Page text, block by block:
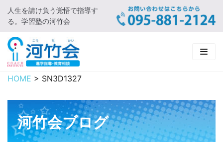
コ
ン
テ
ン
ツ
に
キ
プ
人生を請け負う覚悟で指導す
る。学習塾の河竹会
HOME
新着情報
□ お知らせ
河竹会について
HOME > SN3D1327
河竹会ブログ